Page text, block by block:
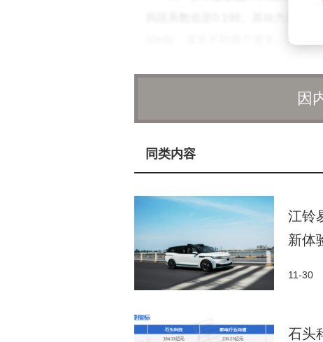
尽管产品技术参数亮眼，但极
辆，在国内乘用车企业中排名靠后
去年12月，有媒体报道称，夏
示，公司已明确各业务线目标，并
求。同月，吉利和百度发布联合声
使用及售后服务。
受经营压力影响，极越今年上
月，新能源汽车市场集中度进一步
因
同类内容
江铃
新体
11-30
石头